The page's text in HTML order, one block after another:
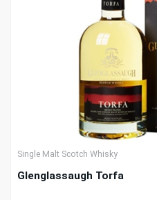
Single Malt Scotch Whisky
Glenglassaugh Torfa